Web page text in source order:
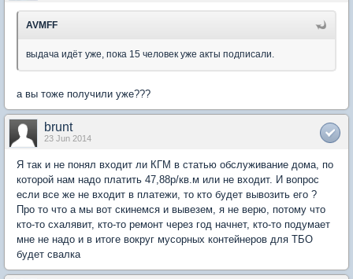
AVMFF
выдача идёт уже, пока 15 человек уже акты подписали.
а вы тоже получили уже???
brunt
23 Jun 2014
Я так и не понял входит ли КГМ в статью обслуживание дома, по
которой нам надо платить 47,88р/кв.м или не входит. И вопрос
если все же не входит в платежи, то кто будет вывозить его ?
Про то что а мы вот скинемся и вывезем, я не верю, потому что
кто-то схалявит, кто-то ремонт через год начнет, кто-то подумает
мне не надо и в итоге вокруг мусорных контейнеров для ТБО
будет свалка